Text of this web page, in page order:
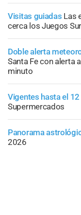
Visitas guiadas Las
cerca los Juegos
Doble alerta
Santa Fe con alerta
minuto
Vigentes hasta el
Supermercados
Panorama
2026